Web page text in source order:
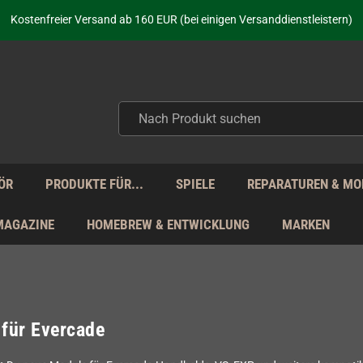
Kostenfreier Versand ab 160 EUR (bei einigen Versanddienstleistern)
Seit über 20 Jahren Deine Anlaufstelle für neue Retro-Hardware!
Täglicher Versand Mo - Fr aus Deutschland - zollfrei innerhalb der EU!
PRODUKTE FÜR... SPIELE REPARATUREN &
HOMEBREW & ENTWICKLUNG MARKEN
Evercade